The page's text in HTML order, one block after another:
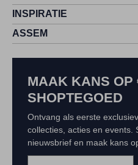
INSPIRATIE
ASSEM
MAAK KANS OP
SHOPTEGOED
Ontvang als eerste
collecties, acties en events.
nieuwsbrief en maak kans